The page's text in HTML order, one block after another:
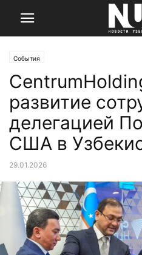
События
развитие
делегацией
США в
29.01.2026